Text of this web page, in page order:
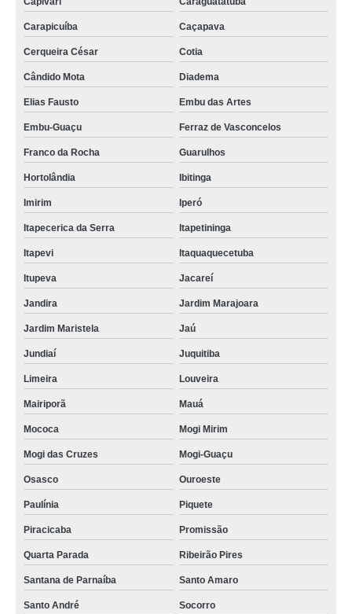
Carapicuíba Caçapava
Cerqueira César Cotia
Cândido Mota Diadema
Elias Fausto Embu das Artes
Embu-Guaçu Ferraz de Vasconcelos
Franco da Rocha Guarulhos
Hortolândia Ibitinga
Imirim Iperó
Itapecerica da Serra Itapetininga
Itapevi Itaquaquecetuba
Itupeva Jacareí
Jandira Jardim Marajoara
Jardim Maristela Jaú
Jundiaí Juquitiba
Limeira Louveira
Mairiporã Mauá
Mococa Mogi Mirim
Mogi das Cruzes Mogi-Guaçu
Osasco Ouroeste
Paulínia Piquete
Piracicaba Promissão
Quarta Parada Ribeirão Pires
Santana de Parnaíba Santo Amaro
Santo André Socorro